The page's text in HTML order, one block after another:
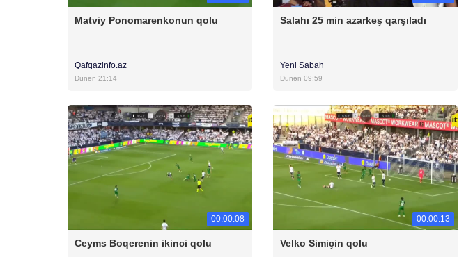
Matviy Ponomarenkonun qolu
Qafqazinfo.az
Dünən 21:14
Salahı 25 min azarkeş qarşıladı
Yeni Sabah
Dünən 09:59
00:00:08
Ceyms Boqerenin ikinci qolu
00:00:13
Velko Simiçin qolu